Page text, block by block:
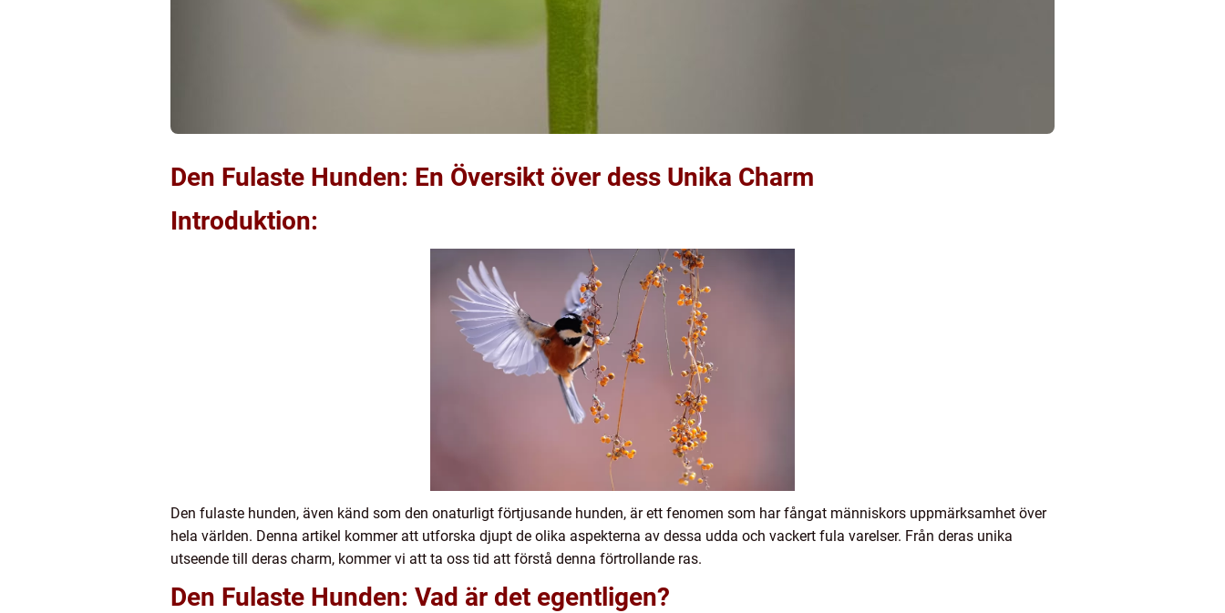
Den Fulaste Hunden: En Översikt över dess Unika Charm
Introduktion:
Den fulaste hunden, även känd som den onaturligt förtjusande hunden, är ett fenomen som har fångat människors uppmärksamhet över
hela världen. Denna artikel kommer att utforska djupt de olika aspekterna av dessa udda och vackert fula varelser. Från deras unika
utseende till deras charm, kommer vi att ta oss tid att förstå denna förtrollande ras.
Den Fulaste Hunden: Vad är det egentligen?